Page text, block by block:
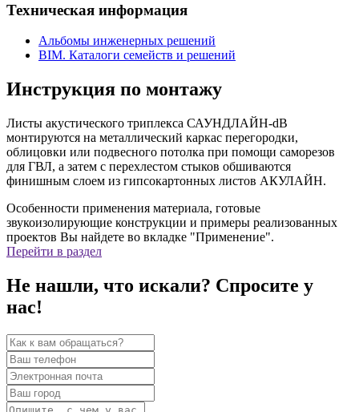
Техническая информация
Альбомы инженерных решений
BIM. Каталоги семейств и решений
Инструкция по монтажу
Листы акустического триплекса САУНДЛАЙН-dB
монтируются на металлический каркас перегородки,
облицовки или подвесного потолка при помощи саморезов
для ГВЛ, а затем с перехлестом стыков обшиваются
финишным слоем из гипсокартонных листов АКУЛАЙН.
Особенности применения материала, готовые
звукоизолирующие конструкции и примеры реализованных
проектов Вы найдете во вкладке "Применение".
Перейти в раздел
Не нашли, что искали? Спросите у
нас!